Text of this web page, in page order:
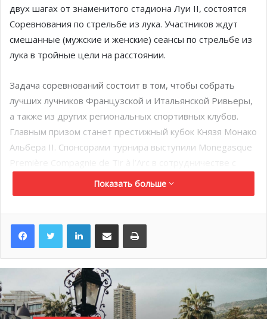
двух шагах от знаменитого стадиона Луи II, состоятся
Соревнования по стрельбе из лука. Участников ждут
смешанные (мужские и женские) сеансы по стрельбе из
лука в тройные цели на расстоянии.
Задача соревнований состоит в том, чтобы собрать
лучших лучников Французской и Итальянской Ривьеры,
а также из других региональных спортивных клубов.
Главным призом станет престижный кубок Князя Монако
Альбера II. Спонсорами турнира выступили Monegasque
Французской федерацией стрельбы из лука.
Выставка Art en Fête
С 8 по 18 декабря в галерее Espace 22 на бульваре
Лауэрс Art en Fête (Праздник в искусстве). Экспозиция
объединила работы 17 художников разных жанров: от
скульптуры до живописи.
Показать больше
LinkedInПоделиться по электронной почте Распечатать